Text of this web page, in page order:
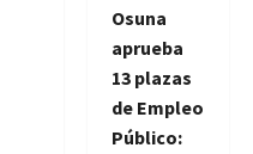
Osuna
aprueba
13 plazas
de Empleo
Público: